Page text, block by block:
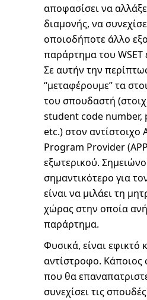
αποφασίσει να
διαμονής, να
οποιοδήποτε άλλο
παράρτημα του WSET
Σε αυτήν την
“μεταφέρουμε” τα
του σπουδαστή
student code number,
etc.) στον αντίστοιχο
Program Provider
εξωτερικού.
σημαντικότερο για
είναι να μιλάει τη
χώρας στην οποία
παράρτημα.
Φυσικά, είναι εφικτό
αντίστροφο.
που θα
συνεχίσει τις